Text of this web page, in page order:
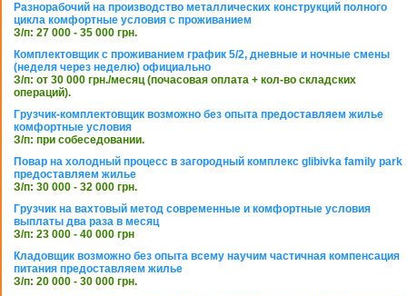
Разнорабочий на производство металлических конструкций полного
цикла комфортные условия с проживанием
З/п: 27 000 - 35 000 грн.
Комплектовщик с проживанием график 5/2, дневные и ночные смены
(неделя через неделю) официально
З/п: от 30 000 грн./месяц (почасовая оплата + кол-во складских
операций).
Грузчик-комплектовщик возможно без опыта предоставляем жилье
комфортные условия
З/п: при собеседовании.
Повар на холодный процесс в загородный комплекс glibivka family park
предоставляем жилье
З/п: 30 000 - 32 000 грн.
Грузчик на вахтовый метод современные и комфортные условия
выплаты два раза в месяц
З/п: 23 000 - 40 000 грн
Кладовщик возможно без опыта всему научим частичная компенсация
питания предоставляем жилье
З/п: 20 000 - 30 000 грн.